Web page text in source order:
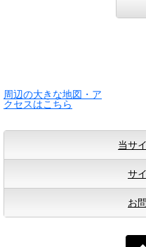
周辺の大きな地図・ア
クセスはこちら
当サ
サ
お